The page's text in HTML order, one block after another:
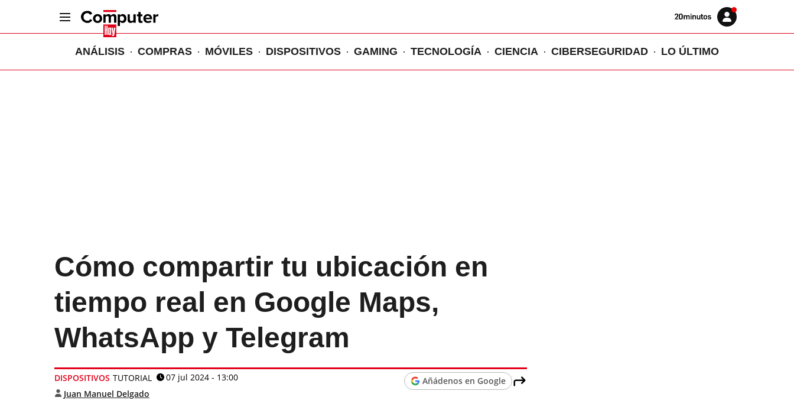
Volver
Iniciar
sesión
ANÁLISIS COMPRAS MÓVILES DISPOSITIVOS GAMING TECNOLOGÍA CIENCIA CIBERSEGURIDAD LO ÚLTIMO
Cómo compartir tu ubicación en
tiempo real en Google Maps,
WhatsApp y Telegram
DISPOSITIVOS TUTORIAL
07 jul 2024 - 13:00
Juan Manuel Delgado
Añádenos en Google